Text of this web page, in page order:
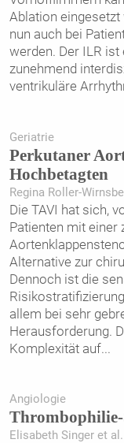
Ablation eingesetzt
nun auch bei
werden. Der ILR
zunehmend
ventrikuläre
Geriatrie
Perkutaner
Hochbetagten
Regina Roller-
Die TAVI hat sich,
Patienten mit einer
Alternative zur
Dennoch ist die
allem bei sehr
Herausforderung.
Komplexität auf...
Angiologie
Thrombophilie-
Elisabeth Singer et